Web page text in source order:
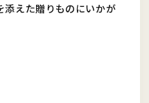
添えた贈りものにいかが